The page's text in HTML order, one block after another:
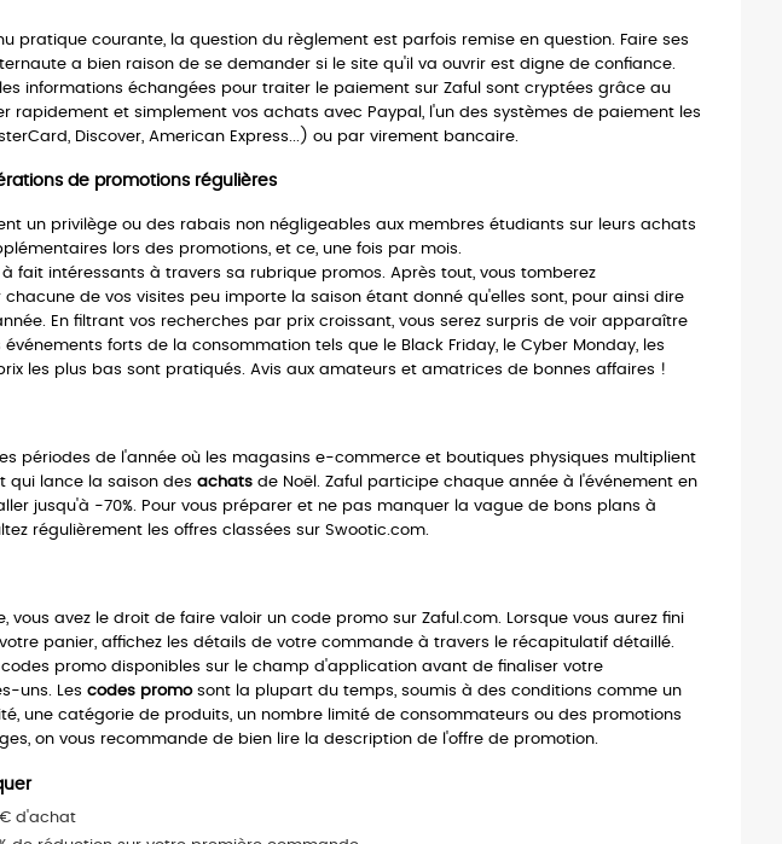
pratique courante, la question du règlement est parfois remise en question. Faire ses
a bien raison de se demander si le site qu'il va ouvrir est digne de confiance.
informations échangées pour traiter le paiement sur Zaful sont cryptées grâce au
rapidement et simplement vos achats avec Paypal, l'un des systèmes de paiement les
Discover, American Express...) ou par virement bancaire.
de promotions régulières
un privilège ou des rabais non négligeables aux membres étudiants sur leurs achats
lors des promotions, et ce, une fois par mois.
fait intéressants à travers sa rubrique promos. Après tout, vous tomberez
de vos visites peu importe la saison étant donné qu'elles sont, pour ainsi dire
En filtrant vos recherches par prix croissant, vous serez surpris de voir apparaître
forts de la consommation tels que le Black Friday, le Cyber Monday, les
les plus bas sont pratiqués. Avis aux amateurs et amatrices de bonnes affaires !
périodes de l'année où les magasins e-commerce et boutiques physiques multiplient
qui lance la saison des achatsde Noël. Zaful participe chaque année à l'événement en
jusqu'à -70%. Pour vous préparer et ne pas manquer la vague de bons plans à
régulièrement les offres classées sur Swootic.com.
avez le droit de faire valoir un code promo sur Zaful.com. Lorsque vous aurez fini
panier, affichez les détails de votre commande à travers le récapitulatif détaillé.
promo disponibles sur le champ d'application avant de finaliser votre
uns. Les codes promosont la plupart du temps, soumis à des conditions comme un
une catégorie de produits, un nombre limité de consommateurs ou des promotions
on vous recommande de bien lire la description de l'offre de promotion.
d'achat